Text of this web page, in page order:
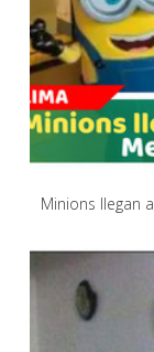
Minions llegan